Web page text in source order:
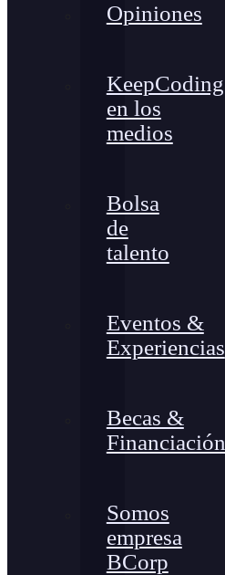
Opiniones
KeepCoding
en los
medios
Bolsa
de
talento
Eventos &
Experiencias
Becas &
Financiación
Somos
empresa
BCorp